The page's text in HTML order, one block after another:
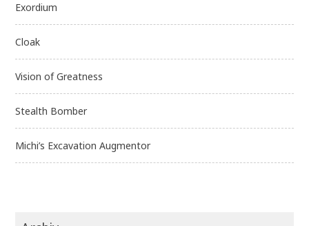
Exordium
Cloak
Vision of Greatness
Stealth Bomber
Michi’s Excavation Augmentor